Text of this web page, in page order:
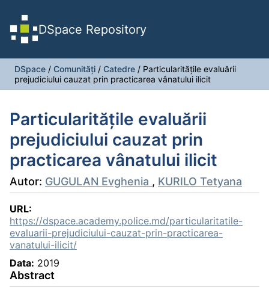
DSpace Repository
DSpace / Comunități / Catedre / Particularităţile evaluării
prejudiciului cauzat prin practicarea vânatului ilicit
Particularităţile evaluării
prejudiciului cauzat prin
practicarea vânatului ilicit
Autor: GUGULAN Evghenia , KURILO Tetyana
URL:
https://dspace.academy.police.md/particularitatile-
evaluarii-prejudiciului-cauzat-prin-practicarea-
vanatului-ilicit/
Data: 2019
Abstract